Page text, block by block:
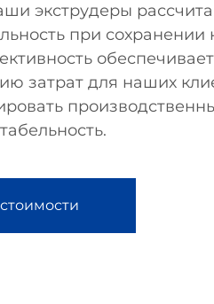
экструдеры
при сохранении
обеспечивает
затрат для наших